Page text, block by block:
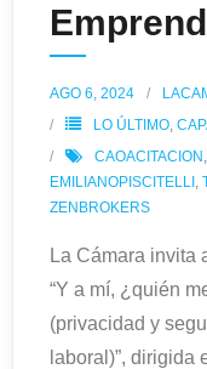
AGO 6, 2024
LO ÚLTIMO,
CAOACITACION ,
EMILIANOPISCITELLI ,
ZENBROKERS
La Cámara invita
“Y a mí, ¿quién
(privacidad y
laboral)”, dirigida